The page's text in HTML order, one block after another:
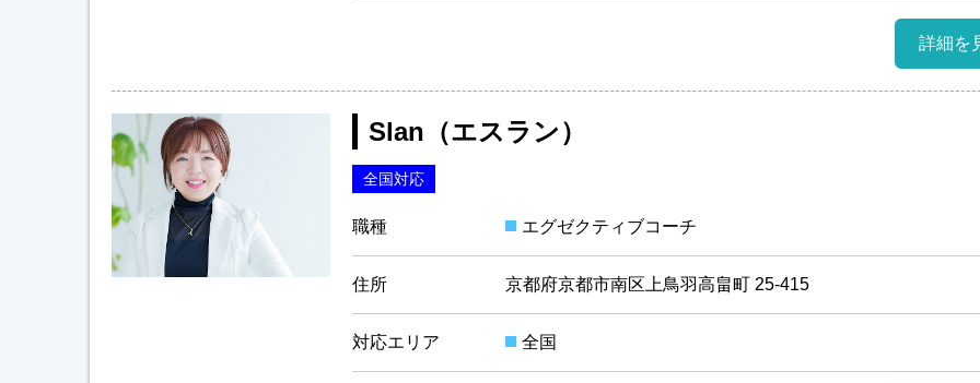
詳細を
Slan（エスラン）
全国対応
職種 エグゼクティブコーチ
住所 京都府京都市南区上鳥羽高畠町 25-415
対応エリア 全国